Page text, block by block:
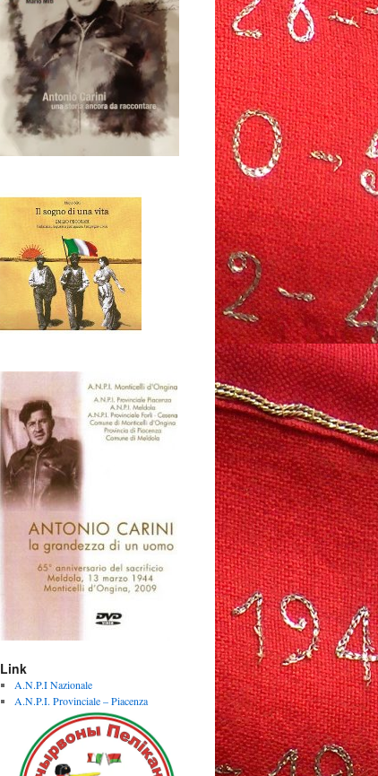
Link
A.N.P.I Nazionale
A.N.P.I. Provinciale – Piacenza